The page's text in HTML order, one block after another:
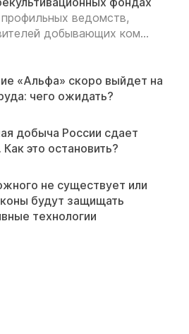
ведомств,
добывающих ком...
«Альфа» скоро выйдет на
чего ожидать?
добыча России сдает
Как это остановить?
не существует или
будут защищать
технологии